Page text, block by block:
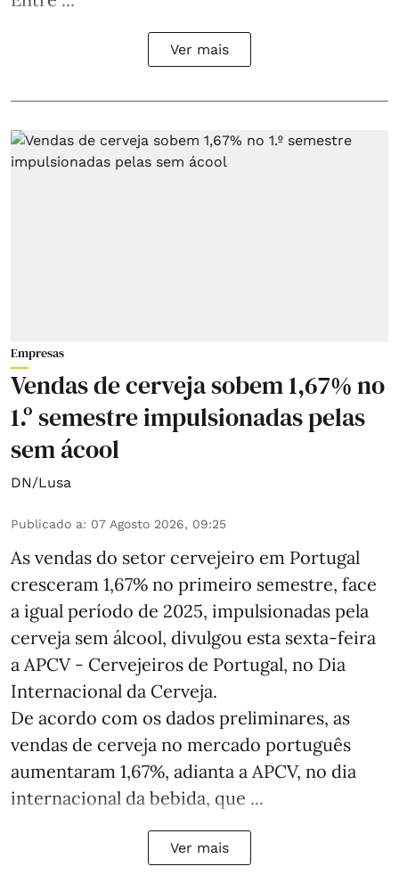
Ver mais
Empresas
Vendas de cerveja sobem 1,67% no
1.º semestre impulsionadas pelas
sem ácool
DN/Lusa
Publicado a: 07 Agosto 2026, 09:25
As vendas do setor cervejeiro em Portugal
cresceram 1,67% no primeiro semestre, face
a igual período de 2025, impulsionadas pela
cerveja sem álcool, divulgou esta sexta-feira
a APCV - Cervejeiros de Portugal, no Dia
Internacional da Cerveja.
De acordo com os dados preliminares, as
vendas de cerveja no mercado português
aumentaram 1,67%, adianta a APCV, no dia
internacional da bebida, que ...
Ver mais